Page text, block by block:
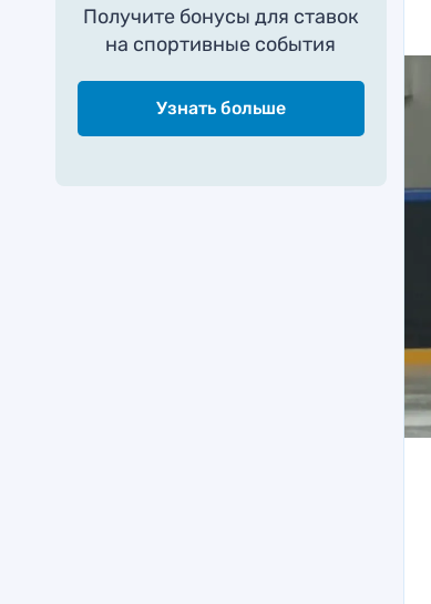
Получите бонусы для ставок
на спортивные события
Узнать больше